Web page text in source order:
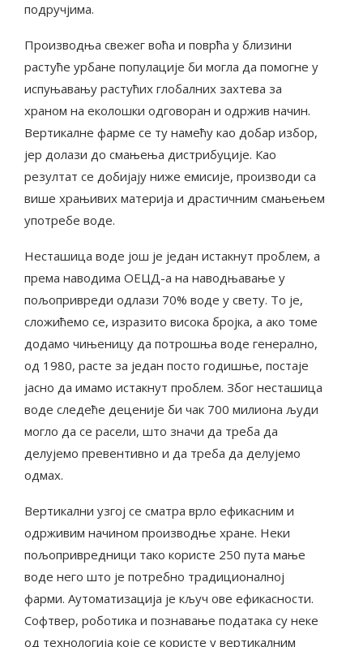
подручјима.
Производња свежег воћа и поврћа у близини
растуће урбане популације би могла да помогне у
испуњавању растућих глобалних захтева за
храном на еколошки одговоран и одржив начин.
Вертикалне фарме се ту намећу као добар избор,
јер долази до смањења дистрибуције. Као
резултат се добијају ниже емисије, производи са
више храњивих материја и драстичним смањењем
употребе воде.
Несташица воде још је један истакнут проблем, а
према наводима ОЕЦД-а на наводњавање у
пољопривреди одлази 70% воде у свету. То је,
сложићемо се, изразито висока бројка, а ако томе
додамо чињеницу да потрошња воде генерално,
од 1980, расте за један посто годишње, постаје
јасно да имамо истакнут проблем. Због несташица
воде следеће деценије би чак 700 милиона људи
могло да се расели, што значи да треба да
делујемо превентивно и да треба да делујемо
одмах.
Вертикални узгој се сматра врло ефикасним и
одрживим начином производње хране. Неки
пољопривредници тако користе 250 пута мање
воде него што је потребно традиционалној
фарми. Аутоматизација је кључ ове ефикасности.
Софтвер, роботика и познавање података су неке
од технологија које се користе у вертикалним